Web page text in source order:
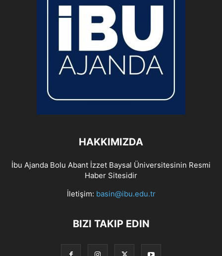
HAKKIMIZDA
İbu Ajanda Bolu Abant İzzet Baysal Üniversitesinin Resmi
Haber Sitesidir
İletişim: basin@ibu.edu.tr
BIZI TAKIP EDIN